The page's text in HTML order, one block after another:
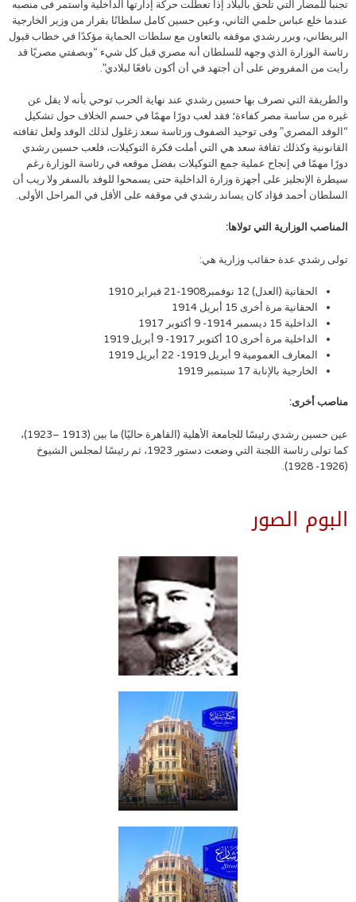
تجنبا للمضار التي تلحق بالبلاد إذا تعطلت حركة إدارتها الداخلية واستمر فى منصبه
عندما خلع عباس حلمي الثاني، وعين حسين كامل سلطانًا بقرار من وزير الخارجية
البريطاني، وبرر رشدي موقفه بالتعاون مع سلطات الحماية مؤكدًا في خطاب قبول
رئاسة الوزارة الذي وجهه للسلطان أنه مصري قبل كل شيء “وبصفتي مصريًا قد
رأيت من المفروض على أن أجتهد في أن أكون نافعًا لبلادي”.
والطريقة التي تصرف بها حسين رشدي عند نهاية الحرب توحي بأنه لا يقل عن
غيره من ساسة مصر كفاءة؛ فقد لعب دورًا مهمًا في حسم الخلاف حول تشكيل
“الوفد المصري” وفى توحيد الصفوف ورئاسة سعد زغلول لذلك الوفد ولعل ثقافته
القانونية وكذلك ثقافة سعد هي التي أملت فكرة التوكيلات، فلعب حسين رشدي
دورًا مهمًا في إنجاح عملية جمع التوكيلات بفضل موقعه في رئاسة الوزارة رغم
سيطرة الإنجليز على أجهزة وزارة الداخلية حتى يسمحوا للوفد بالسفر ولا ريب أن
السلطان أحمد فؤاد كان يساند رشدي في موقفه على الأقل في المراحل الأولى.
المناصب الوزارية التي تولاها:
تولى رشدي عدة حقائب وزارية هي:
الحقانية (العدل) 12 نوفمبر1908-21 فبراير 1910
الحقانية مرة أخرى 15 أبريل 1914
الداخلية 15 ديسمبر 1914- 9 أكتوبر 1917
الداخلية مرة أخرى 10 أكتوبر 1917- 9 أبريل 1919
المعارف العمومية 9 أبريل 1919- 22 أبريل 1919
الخارجية بالإنابة 17 سبتمبر 1919
مناصب أخرى:
عين حسين رشدي رئيسًا للجامعة الأهلية (القاهرة حاليًا) ما بين (1913 –1923)،
كما تولى رئاسة اللجنة التي وضعت دستور 1923، ثم رئيسًا لمجلس الشيوخ
(1926- 1928).
البوم الصور